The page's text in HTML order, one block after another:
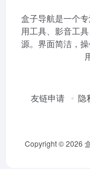
盒子导航是一个
用工具、影音工
源。界面简洁，
友链申请 隐
Copyright © 2026